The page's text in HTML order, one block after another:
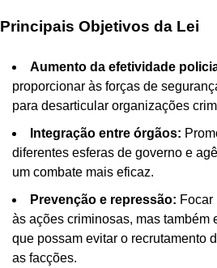
Principais Objetivos da Lei
Aumento da efetividade
proporcionar às forças de
para desarticular organizações
Integração entre órgãos:
diferentes esferas de governo e
um combate mais eficaz.
Prevenção e repressão: Focar
às ações criminosas, mas também
que possam evitar o recrutamento
as facções.